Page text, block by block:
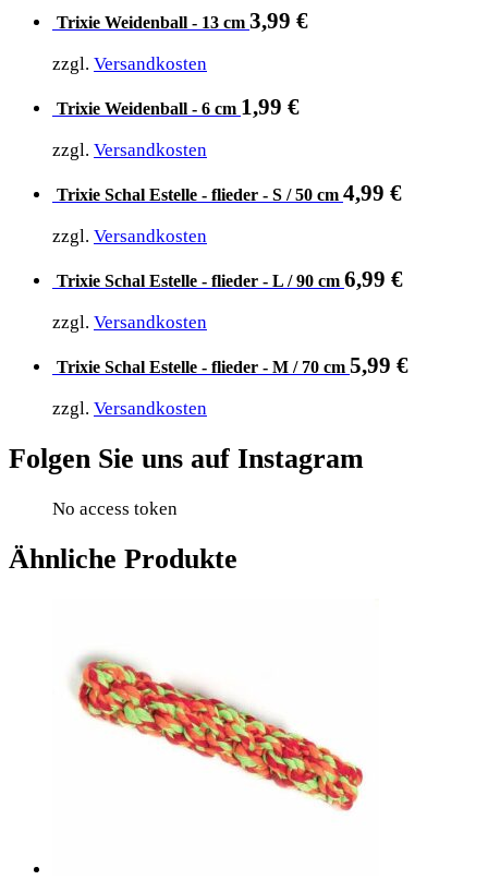
Trixie Weidenball - 13 cm 3,99 €
zzgl. Versandkosten
Trixie Weidenball - 6 cm 1,99 €
zzgl. Versandkosten
Trixie Schal Estelle - flieder - S / 50 cm 4,99 €
zzgl. Versandkosten
Trixie Schal Estelle - flieder - L / 90 cm 6,99 €
zzgl. Versandkosten
Trixie Schal Estelle - flieder - M / 70 cm 5,99 €
zzgl. Versandkosten
Folgen Sie uns auf Instagram
No access token
Ähnliche Produkte